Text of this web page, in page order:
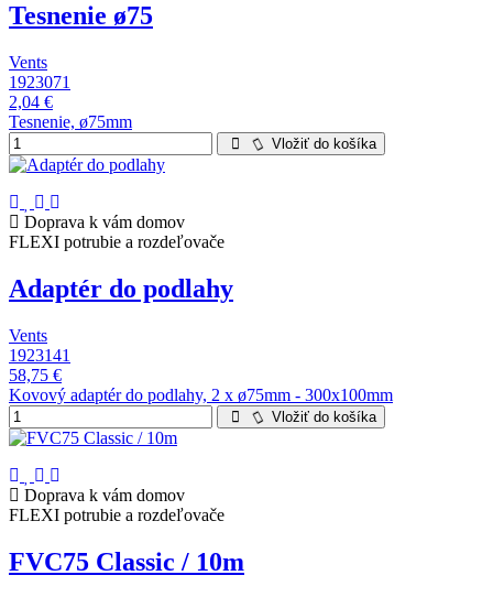
Tesnenie ø75
Vents
1923071
2,04 €
Tesnenie, ø75mm
Vložiť do košíka
Doprava k vám domov
FLEXI potrubie a rozdeľovače
Adaptér do podlahy
Vents
1923141
58,75 €
Kovový adaptér do podlahy, 2 x ø75mm - 300x100mm
Vložiť do košíka
Doprava k vám domov
FLEXI potrubie a rozdeľovače
FVC75 Classic / 10m